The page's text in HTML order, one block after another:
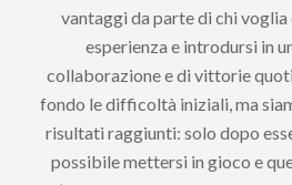
vantaggi da parte di chi
esperienza e introdursi in
collaborazione e di vittorie
fondo le difficoltà iniziali, ma
risultati raggiunti: solo dopo
possibile mettersi in gioco e